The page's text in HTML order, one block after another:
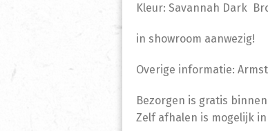
Kleur: Savannah Dark
in showroom aanwezig!
Overige informatie:
Bezorgen is gratis
Zelf afhalen is mogelijk